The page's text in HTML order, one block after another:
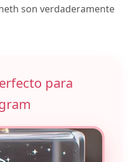
son verdaderamente
para